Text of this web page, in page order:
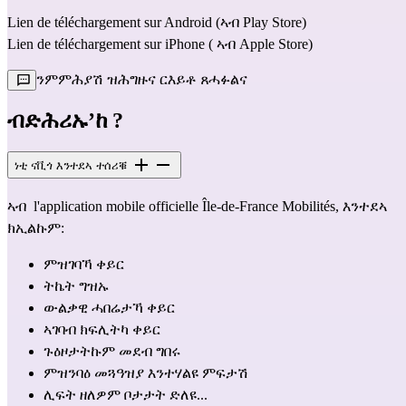
Lien de téléchargement sur Android (ኣብ Play Store)
Lien de téléchargement sur iPhone
ንምምሕያሽ ዝሕግዙና ርእይቶ ጸሓፉልና
ብድሕሪኡ’ከ ?
ነቲ ናቪጎ እንተደኣ ተሰሪቑ
ኣብ  l'application mobile officielle Île-de-France Mobilités, እንተደኣ
ክኢልኩም:
ምዝገባኻ ቀይር
ትኬት ግዝኡ
ውልቃዊ ሓበሬታኻ ቀይር
ኣገባብ ክፍሊትካ ቀይር
ጉዕዞታትኩም መደብ ግበሩ
ምዝንባዕ መጓዓዝያ እንተሃልዩ ምፍታሽ
ሊፍት ዘለዎም ቦታታት ድለዩ...